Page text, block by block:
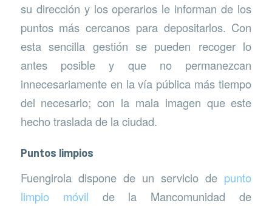
su dirección y los operarios le informan de los
puntos más cercanos para depositarlos. Con
esta sencilla gestión se pueden recoger lo
antes posible y que no permanezcan
innecesariamente en la vía pública más tiempo
del necesario; con la mala imagen que este
hecho traslada de la ciudad.
Puntos limpios
Fuengirola dispone de un servicio de punto
limpio móvil de la Mancomunidad de